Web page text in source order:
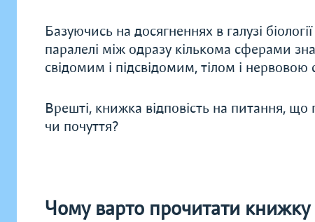
Базуючись на досягненнях в галузі
паралелі між одразу кількома сферами
свідомим і підсвідомим, тілом і
Врешті, книжка відповість на питання,
чи почуття?
Чому варто прочитати книжку